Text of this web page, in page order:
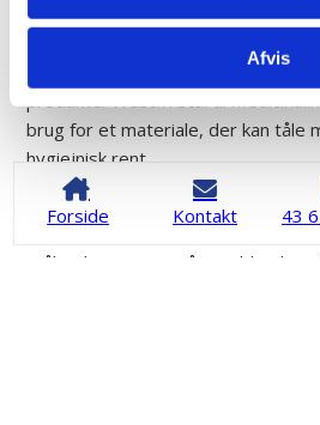
Afvis
Forside Kontakt 43
holdbart materiale. Derfor leverer
brug for et materiale, der kan tåle
hygiejnisk rent.
Rustfrit stål i hjemmet
Mange beslag og plader i private
stål. Vi har gennem årene blandt